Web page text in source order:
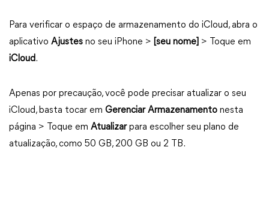
Para verificar o espaço de armazenamento do iCloud, abra o
aplicativo Ajustes no seu iPhone > [seu nome] > Toque em
iCloud.
Apenas por precaução, você pode precisar atualizar o seu
iCloud, basta tocar em Gerenciar Armazenamento nesta
página > Toque em Atualizarpara escolher seu plano de
atualização, como 50 GB, 200 GB ou 2 TB.